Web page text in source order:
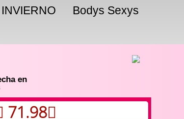
INVIERNO
Bodys Sexys
en
71.98